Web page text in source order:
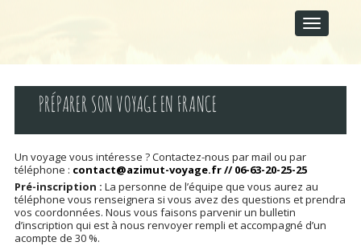
E
t
o
e
n
t
PRÉPARER SON VOYAGE EN FRANCE
Un voyage vous intéresse ? Contactez-nous par mail ou par
téléphone : contact@azimut-voyage.fr // 06-63-20-25-25
Pré-inscription : La personne de l’équipe que vous aurez au
téléphone vous renseignera si vous avez des questions et prendra
vos coordonnées. Nous vous faisons parvenir un bulletin
d’inscription qui est à nous renvoyer rempli et accompagné d’un
acompte de 30 %.